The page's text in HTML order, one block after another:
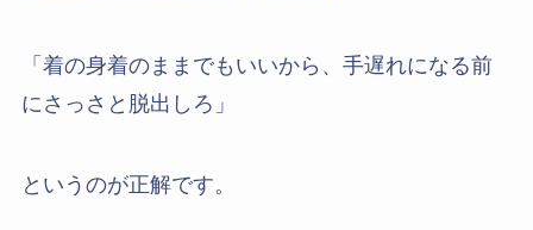
「着の身着のままでもいいから、手遅れになる前
にさっさと脱出しろ」
というのが正解です。